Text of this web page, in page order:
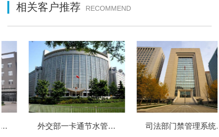
相关客户推荐 RECOMMEND
外交部一卡通节水管理系统 司法部门禁管理系统 员工卡管理系统